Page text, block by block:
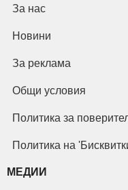
За нас
Новини
За реклама
Общи условия
Политика за
Политика на
МЕДИИ